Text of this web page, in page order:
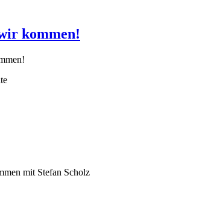
kommen!
mit Stefan Scholz